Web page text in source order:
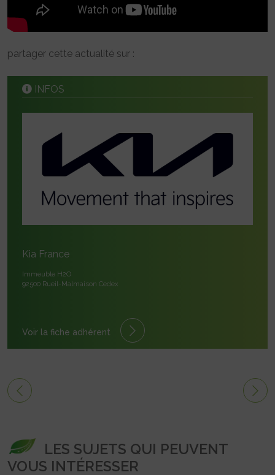
partager cette actualité sur :
INFOS
Kia France
Immeuble H2O
92500 Rueil-Malmaison Cedex
Voir la fiche adhérent
LES SUJETS QUI PEUVENT
VOUS INTÉRESSER